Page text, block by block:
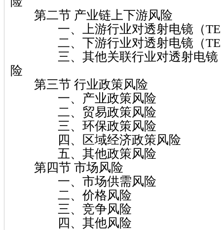
第二节 产业链上下游风险
一、上游行业对透射电镜（
二、下游行业对透射电镜（
三、其他关联行业对透射电镜
险
第三节 行业政策风险
一、产业政策风险
二、贸易政策风险
三、环保政策风险
四、区域经济政策风险
五、其他政策风险
第四节 市场风险
一、市场供需风险
二、价格风险
三、竞争风险
四、其他风险